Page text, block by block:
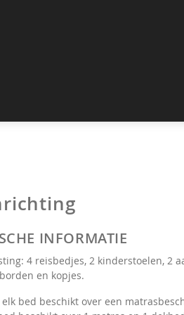
INFORMATIE
4 reisbedjes, 2 kinderstoelen, 2
en kopjes.
bed beschikt over een